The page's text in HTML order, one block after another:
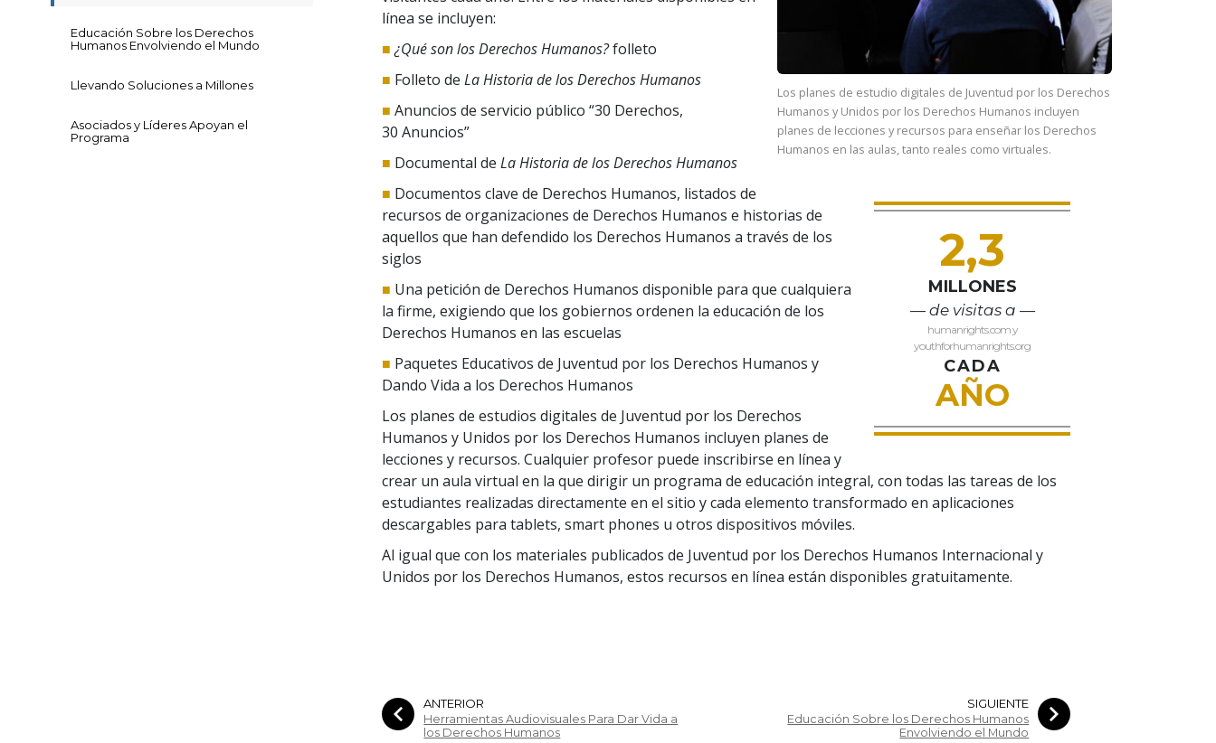
Los planes de estudio digitales de Juventud por los Derechos
Humanos y Unidos por los Derechos Humanos incluyen
planes de lecciones y recursos para enseñar los Derechos
Humanos en las aulas, tanto reales como virtuales.
2,3
MILLONES
— de visitas a —
humanrights.com y
youthforhumanrights.org
CADA
AÑO
línea se incluyen:
■¿Qué son los Derechos Humanos?folleto
■ Folleto deLa Historia de los Derechos Humanos
■Anuncios de servicio público “30 Derechos,
30 Anuncios”
■ Documental deLa Historia de los Derechos Humanos
■ Documentos clave de Derechos Humanos, listados de
recursos de organizaciones de Derechos Humanos e historias de
aquellos que han defendido los Derechos Humanos a través de los
siglos
■ Una petición de Derechos Humanos disponible para que cualquiera
la firme, exigiendo que los gobiernos ordenen la educación de los
Derechos Humanos en las escuelas
■ Paquetes Educativos de Juventud por los Derechos Humanos y
Dando Vida a los Derechos Humanos
Los planes de estudios digitales de Juventud por los Derechos
Humanos y Unidos por los Derechos Humanos incluyen planes de
lecciones y recursos. Cualquier profesor puede inscribirse en línea y
crear un aula virtual en la que dirigir un programa de educación integral, con todas las tareas de los
estudiantes realizadas directamente en el sitio y cada elemento transformado en aplicaciones
descargables para tablets, smart phones u otros dispositivos móviles.
Al igual que con los materiales publicados de Juventud por los Derechos Humanos Internacional y
Unidos por los Derechos Humanos, estos recursos en línea están disponibles gratuitamente.
ANTERIOR
Herramientas Audiovisuales Para Dar Vida a
los Derechos Humanos
SIGUIENTE
Educación Sobre los Derechos Humanos
Envolviendo el Mundo
Educación Sobre los Derechos
Humanos Envolviendo el Mundo
Llevando Soluciones a Millones
Asociados y Líderes Apoyan el
Programa